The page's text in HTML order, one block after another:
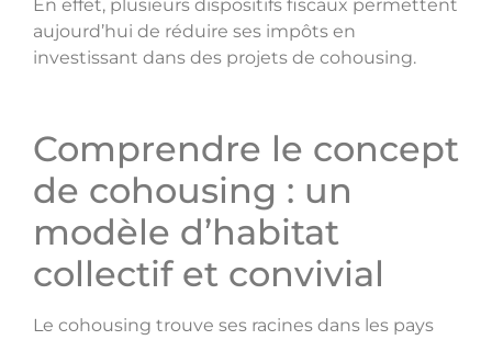
En effet, plusieurs dispositifs fiscaux permettent
aujourd’hui de réduire ses impôts en
investissant dans des projets de cohousing.
Comprendre le concept
de cohousing : un
modèle d’habitat
collectif et convivial
Le cohousing trouve ses racines dans les pays